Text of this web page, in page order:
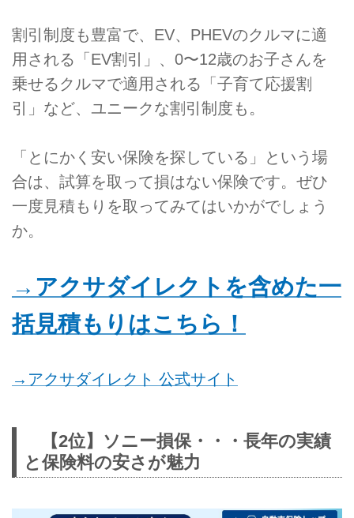
割引制度も豊富で、EV、PHEVのクルマに適
用される「EV割引」、0〜12歳のお子さんを
乗せるクルマで適用される「子育て応援割
引」など、ユニークな割引制度も。
「とにかく安い保険を探している」という場
合は、試算を取って損はない保険です。ぜひ
一度見積もりを取ってみてはいかがでしょう
か。
→アクサダイレクトを含めた一
括見積もりはこちら！
→アクサダイレクト 公式サイト
【2位】ソニー損保・・・長年の実績
と保険料の安さが魅力